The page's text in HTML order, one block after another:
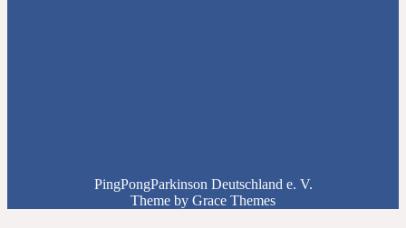
PingPongParkinson Deutschland e. V.
Theme by Grace Themes